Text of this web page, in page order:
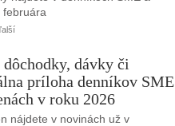
februára
dávky či
príloha denníkov SME
v roku 2026
nájdete v novinách už v